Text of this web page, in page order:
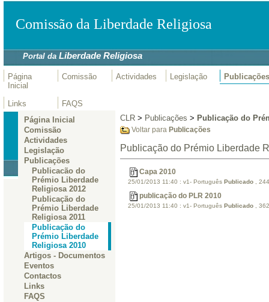
Comissão da Liberdade Religiosa
Portal daLiberdade Religiosa
Página
Inicial
Comissão Actividades Legislação Publicações
Links
FAQS
Página Inicial
Comissão
Actividades
Legislação
Publicações
Publicacão do
Prémio Liberdade
Religiosa 2012
Publicação do
Prémio Liberdade
Religiosa 2011
Publicação do
Prémio Liberdade
Religiosa 2010
Artigos - Documentos
Eventos
Contactos
Links
FAQS
CLR> Publicações > Publicação do
Voltar para Publicações
Publicação do Prémio Liberdade
Capa 2010
25/01/2013 11:40 :v1- PortuguêsPublicado ,
publicação do PLR 2010
25/01/2013 11:40 :v1- PortuguêsPublicado ,